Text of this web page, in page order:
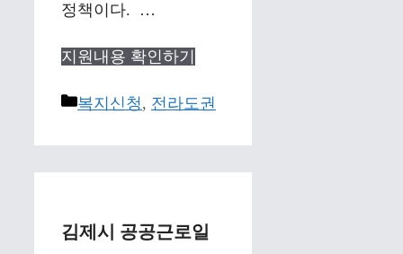
정책이다. …
지원내용 확인하기
Categories
복지신청, 전라도권
김제시 공공근로일